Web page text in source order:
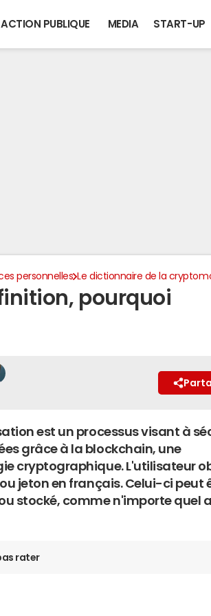
ACTION PUBLIQUE MEDIA START-UP
personnelles Le dictionnaire de la
pourquoi
est un processus visant à
grâce à la blockchain, une
cryptographique. L'utilisateur
jeton en français. Celui-ci peut
stocké, comme n'importe quel
rater